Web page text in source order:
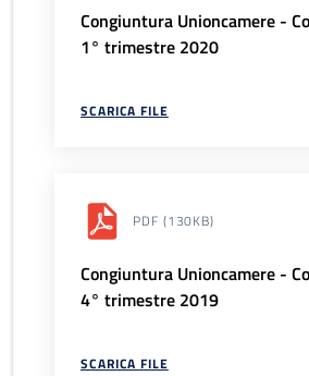
Congiuntura Unioncamere -
1° trimestre 2020
SCARICA FILE
PDF (130KB)
Congiuntura Unioncamere -
4° trimestre 2019
SCARICA FILE